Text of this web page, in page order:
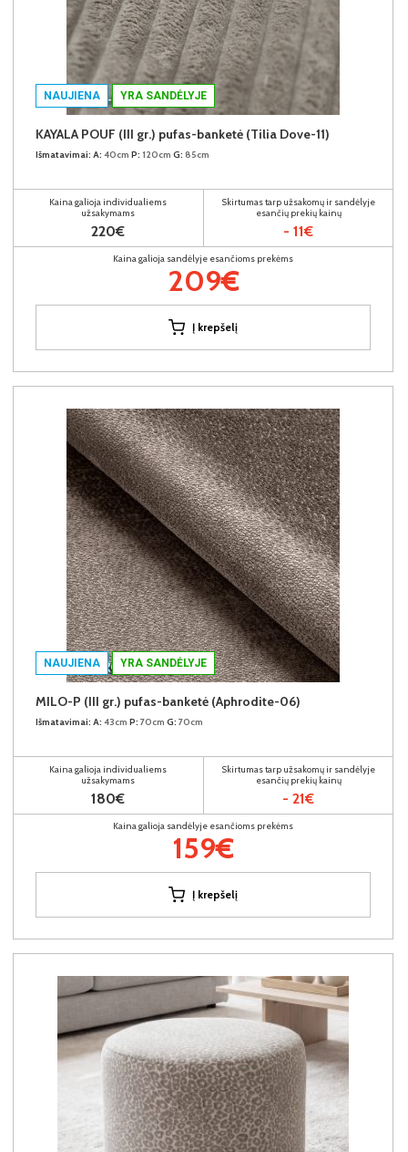
NAUJIENA YRA SANDĖLYJE
KAYALA POUF (III gr.) pufas-banketė (Tilia Dove-11)
Išmatavimai: A: 40cm P: 120cm G: 85cm
Kaina galioja individualiems
užsakymams
220€
Skirtumas tarp užsakomų ir sandėlyje
esančių prekių kainų
- 11€
Kaina galioja sandėlyje esančioms prekėms
209€
Į krepšelį
NAUJIENA YRA SANDĖLYJE
MILO-P (III gr.) pufas-banketė (Aphrodite-06)
Išmatavimai: A: 43cm P: 70cm G: 70cm
Kaina galioja individualiems
užsakymams
180€
Skirtumas tarp užsakomų ir sandėlyje
esančių prekių kainų
- 21€
Kaina galioja sandėlyje esančioms prekėms
159€
Į krepšelį